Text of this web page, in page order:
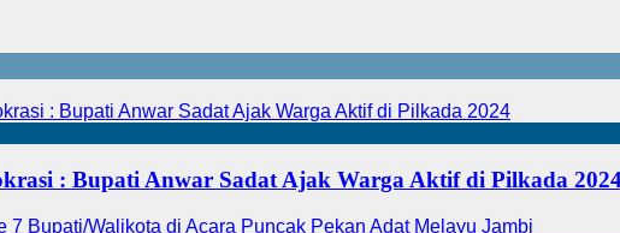
: Bupati Anwar Sadat Ajak Warga Aktif di Pilkada